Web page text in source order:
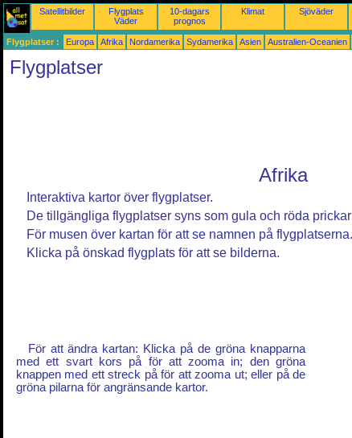
Satellitbilder
Flygplats
Väder
10-dagars
prognos
Klimat Sjöväder
Flygplatser : Europa Afrika Nordamerika Sydamerika Asien Australien-Oceanien
Flygplatser
Afrika
Interaktiva kartor över flygplatser.
De tillgängliga flygplatser syns som gula och röda
För musen över kartan för att se namnen på flygplatserna.
Klicka på önskad flygplats för att se bilderna.
För att ändra kartan: Klicka på de gröna knapparna
med ett svart kors på för att zooma in; den gröna
knappen med ett streck på för att zooma ut; eller på de
gröna pilarna för angränsande kartor.